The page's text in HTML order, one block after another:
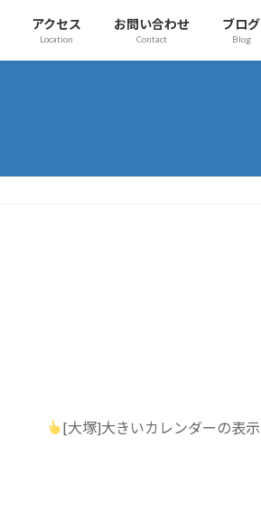
アクセス
Location
お問い合わせ
Contact
ブログ
Blog
[大塚]大きいカレンダーの表示